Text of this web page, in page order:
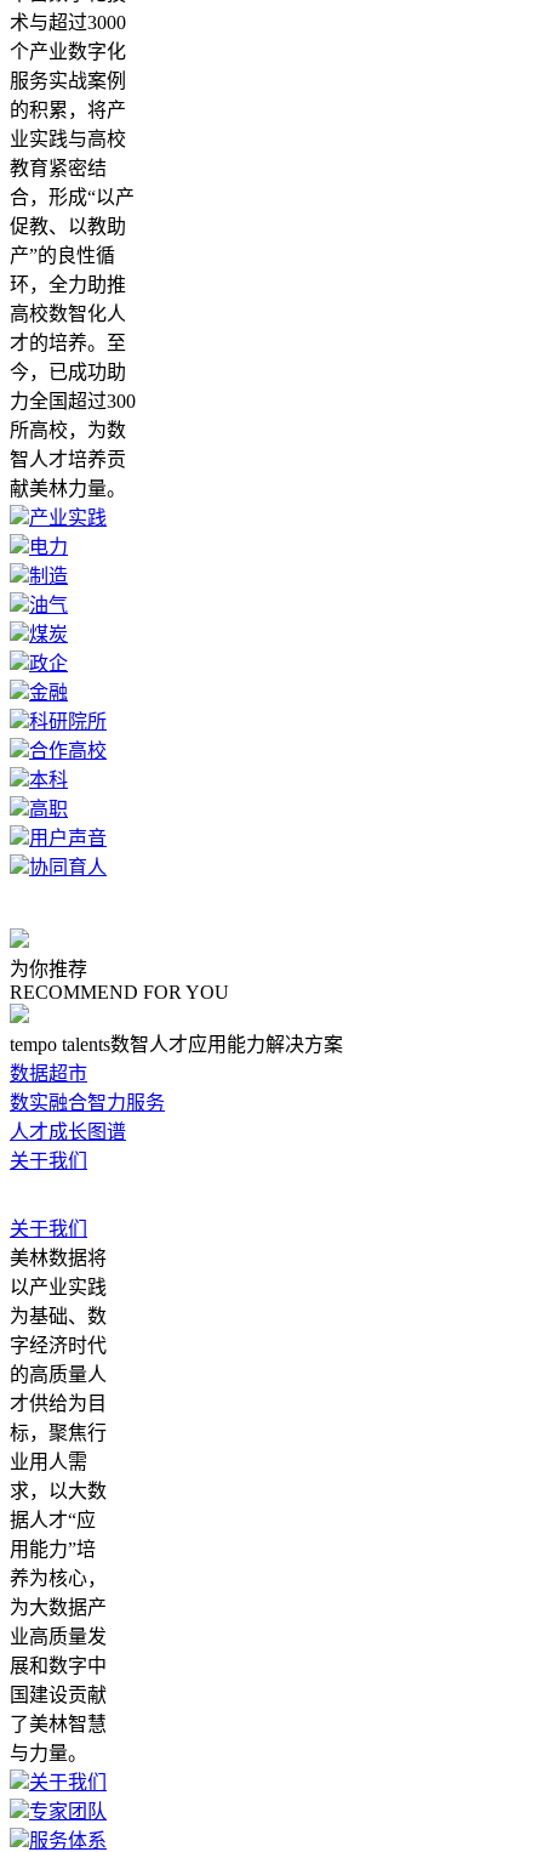
术与超过3000
个产业数字化
服务实战案例
的积累，将产
业实践与高校
教育紧密结
合，形成“以产
促教、以教助
产”的良性循
环，全力助推
高校数智化人
才的培养。至
今，已成功助
力全国超过300
所高校，为数
智人才培养贡
献美林力量。
产业实践
电力
制造
油气
煤炭
政企
金融
科研院所
合作高校
本科
高职
用户声音
协同育人
为你推荐
RECOMMEND FOR YOU
tempo talents数智人才应用能力解决方案
数据超市
数实融合智力服务
人才成长图谱
关于我们
关于我们
美林数据将
以产业实践
为基础、数
字经济时代
的高质量人
才供给为目
标，聚焦行
业用人需
求，以大数
据人才“应
用能力”培
养为核心，
为大数据产
业高质量发
展和数字中
国建设贡献
了美林智慧
与力量。
关于我们
专家团队
服务体系